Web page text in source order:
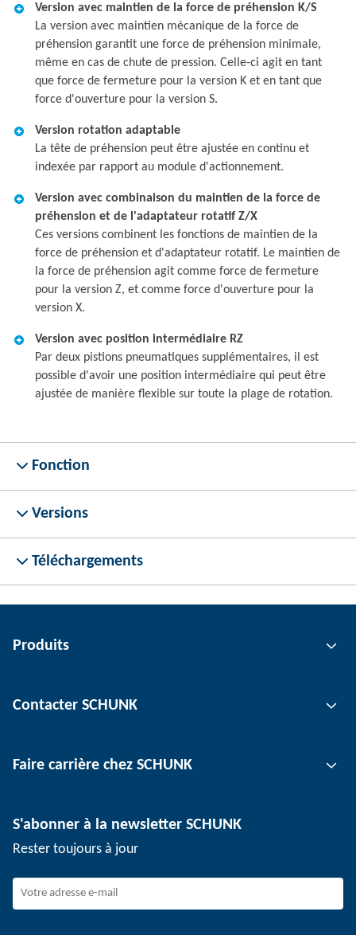
Version avec maintien de la force de préhension K/S
La version avec maintien mécanique de la force de
préhension garantit une force de préhension minimale,
même en cas de chute de pression. Celle-ci agit en tant
que force de fermeture pour la version K et en tant que
force d'ouverture pour la version S.
Version rotation adaptable
La tête de préhension peut être ajustée en continu et
indexée par rapport au module d'actionnement.
Version avec combinaison du maintien de la force de
préhension et de l'adaptateur rotatif Z/X
Ces versions combinent les fonctions de maintien de la
force de préhension et d'adaptateur rotatif. Le maintien de
la force de préhension agit comme force de fermeture
pour la version Z, et comme force d'ouverture pour la
version X.
Version avec position intermédiaire RZ
Par deux pistions pneumatiques supplémentaires, il est
possible d'avoir une position intermédiaire qui peut être
ajustée de manière flexible sur toute la plage de rotation.
Fonction
Versions
Téléchargements
Produits
Technologie d'automatisation
Technologie de serrage de pièce
Contacter SCHUNK
Sites
Événements
Faire carrière chez SCHUNK
SCHUNK en tant qu'employeur
Rejoindre SCHUNK
S'abonner à la newsletter SCHUNK
Rester toujours à jour